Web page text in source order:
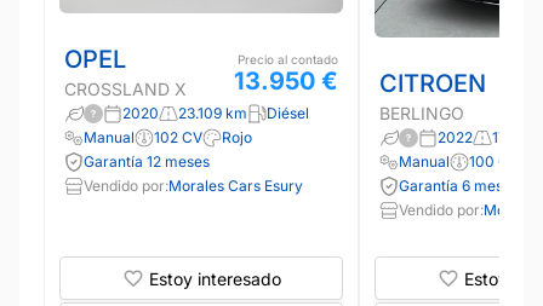
OPEL
CROSSLAND X
Precio al contado
13.950 €
2020 23.109 km
Diésel
Manual
102 CV
Rojo
Garantía 12 meses
Vendido por:Morales Cars Esury
Estoy interesado
CITROEN
BERLINGO
2022
Manual
100 CV
Garantía 6 meses
Vendido por:Morales
Estoy